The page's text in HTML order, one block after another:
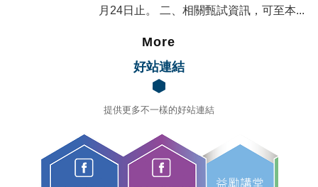
月24日止。 二、相關甄試資訊，可至本...
More
好站連結
提供更多不一樣的好站連結